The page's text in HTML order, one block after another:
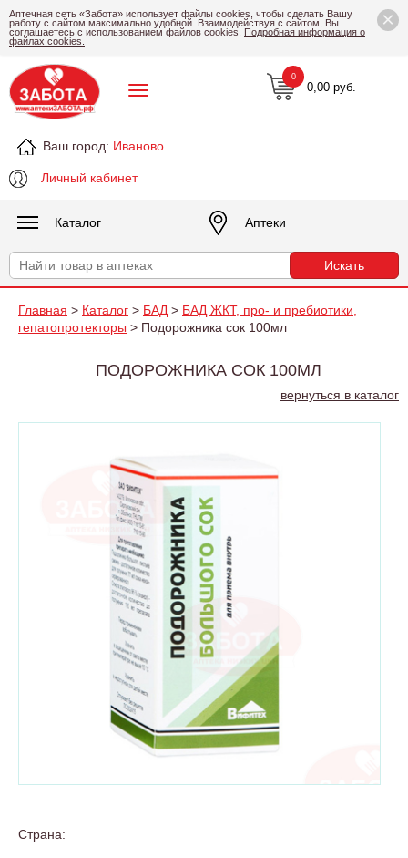
×
Аптечная сеть «Забота» использует файлы cookies, чтобы сделать Вашу
работу с сайтом максимально удобной. Взаимодействуя с сайтом, Вы
соглашаетесь с использованием файлов cookies. Подробная информация о
файлах cookies.
Ваш город: Иваново
Личный кабинет
0,00 руб.
0
Каталог Аптеки
Главная > Каталог > БАД > БАД ЖКТ, про- и пребиотики,
гепатопротекторы > Подорожника сок 100мл
ПОДОРОЖНИКА СОК 100МЛ
вернуться в каталог
Страна: